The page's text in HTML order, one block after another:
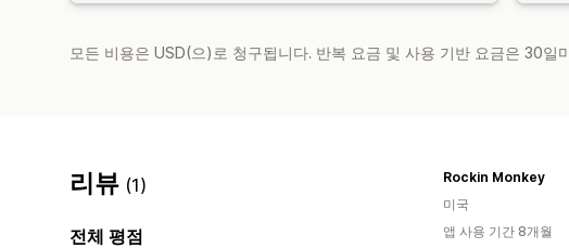
모든 비용은 USD(으)로 청구됩니다. 반복 요금 및 사용 기반 요금은 30일
리뷰 (1)
전체 평점
Rockin Monkey
미국
앱 사용 기간 8개월